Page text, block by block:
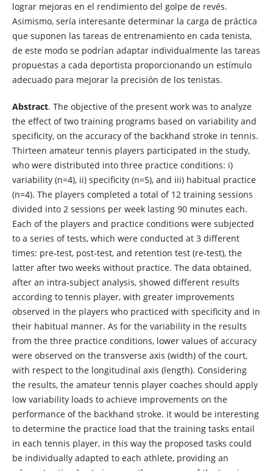
lograr mejoras en el rendimiento del golpe de revés.
Asimismo, sería interesante determinar la carga de práctica
que suponen las tareas de entrenamiento en cada tenista,
de este modo se podrían adaptar individualmente las tareas
propuestas a cada deportista proporcionando un estímulo
adecuado para mejorar la precisión de los tenistas.
Abstract. The objective of the present work was to analyze
the effect of two training programs based on variability and
specificity, on the accuracy of the backhand stroke in tennis.
Thirteen amateur tennis players participated in the study,
who were distributed into three practice conditions: i)
variability (n=4), ii) specificity (n=5), and iii) habitual practice
(n=4). The players completed a total of 12 training sessions
divided into 2 sessions per week lasting 90 minutes each.
Each of the players and practice conditions were subjected
to a series of tests, which were conducted at 3 different
times: pre-test, post-test, and retention test (re-test), the
latter after two weeks without practice. The data obtained,
after an intra-subject analysis, showed different results
according to tennis player, with greater improvements
observed in the players who practiced with specificity and in
their habitual manner. As for the variability in the results
from the three practice conditions, lower values of accuracy
were observed on the transverse axis (width) of the court,
with respect to the longitudinal axis (length). Considering
the results, the amateur tennis player coaches should apply
low variability loads to achieve improvements on the
performance of the backhand stroke. it would be interesting
to determine the practice load that the training tasks entail
in each tennis player, in this way the proposed tasks could
be individually adapted to each athlete, providing an